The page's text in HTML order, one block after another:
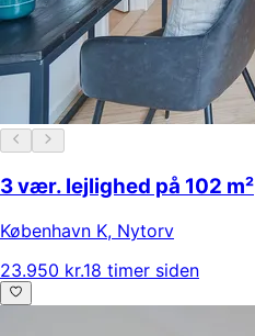
3 vær. lejlighed på 102 m²
København K, Nytorv
23.950 kr.18 timer siden